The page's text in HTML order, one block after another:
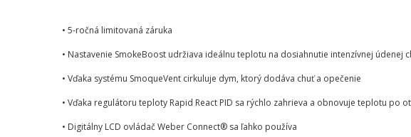
• 5-ročná limitovaná záruka
• Nastavenie SmokeBoost udržiava ideálnu teplotu na dosiahnutie intenzívnej údenej
• Vďaka systému SmoqueVent cirkuluje dym, ktorý dodáva chuť a opečenie
• Vďaka regulátoru teploty Rapid React PID sa rýchlo zahrieva a obnovuje teplotu po
• Digitálny LCD ovládač Weber Connect® sa ľahko používa